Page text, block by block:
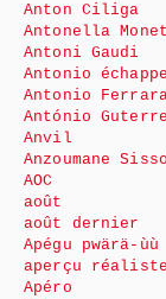
Anton Ciliga
Antonella
Antoni Gaudi
Antonio échappe
Antonio
António
Anvil
Anzoumane
AOC
août
août dernier
Apégu pwärä-ùù
aperçu réaliste
Apéro